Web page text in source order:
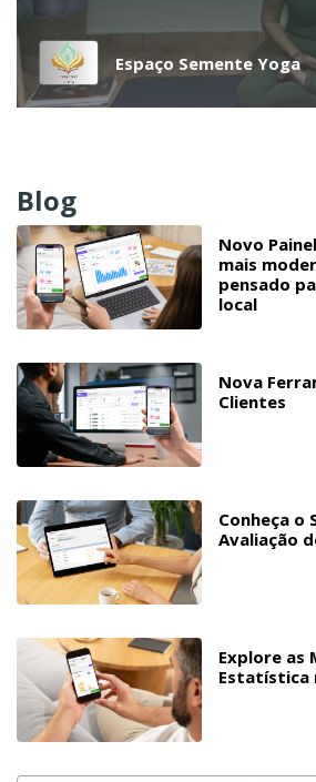
Espaço Semente Yoga
Blog
Novo
mais
pensado
local
Nova
Clientes
Conheça o
Avaliação
Explore as
Estatística